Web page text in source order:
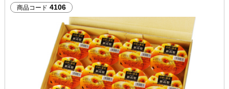
商品コード 4106